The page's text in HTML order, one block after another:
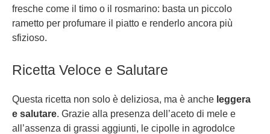
fresche come il timo o il rosmarino: basta un piccolo
rametto per profumare il piatto e renderlo ancora più
sfizioso.
Ricetta Veloce e Salutare
Questa ricetta non solo è deliziosa, ma è anche leggera
e salutare. Grazie alla presenza dell’aceto di mele e
all’assenza di grassi aggiunti, le cipolle in agrodolce